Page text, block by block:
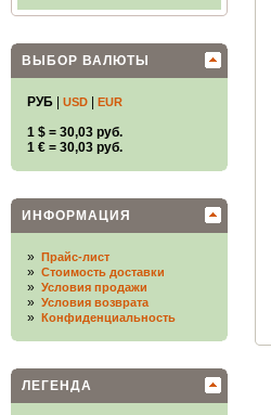
ВЫБОР ВАЛЮТЫ
РУБ USD EUR
1 $ = 30,03 руб.
1 € = 30,03 руб.
ИНФОРМАЦИЯ
» Прайс-лист
» Стоимость доставки
» Условия продажи
» Условия возврата
» Конфиденциальность
ЛЕГЕНДА